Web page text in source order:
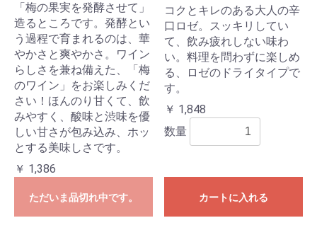
「梅の果実を発酵させて」
造るところです。発酵とい
う過程で育まれるのは、華
やかさと爽やかさ。ワイン
らしさを兼ね備えた、「梅
のワイン」をお楽しみくだ
さい！ほんのり甘くて、飲
みやすく、酸味と渋味を優
しい甘さが包み込み、ホッ
とする美味しさです。
￥ 1,386
ただいま品切れ中です。
コクとキレのある大人の辛
口ロゼ。スッキリしてい
て、飲み疲れしない味わ
い。料理を問わずに楽しめ
る、ロゼのドライタイプで
す。
￥ 1,848
数量
カートに入れる